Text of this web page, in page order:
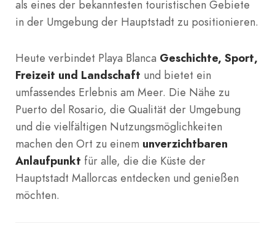
als eines der bekanntesten touristischen Gebiete
in der Umgebung der Hauptstadt zu positionieren.
Heute verbindet Playa Blanca Geschichte, Sport,
Freizeit und Landschaft und bietet ein
umfassendes Erlebnis am Meer. Die Nähe zu
Puerto del Rosario, die Qualität der Umgebung
und die vielfältigen Nutzungsmöglichkeiten
machen den Ort zu einem unverzichtbaren
Anlaufpunkt für alle, die die Küste der
Hauptstadt Mallorcas entdecken und genießen
möchten.